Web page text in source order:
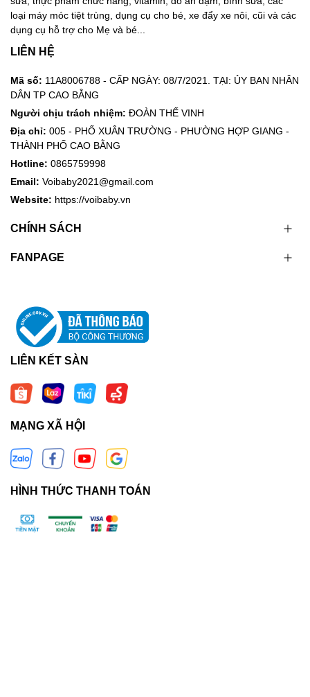
loại máy móc tiệt trùng, dụng cụ cho bé, xe đẩy xe nôi, cũi và các
dụng cụ hỗ trợ cho Mẹ và bé...
LIÊN HỆ
Mã số: 11A8006788 - CẤP NGÀY: 08/7/2021. TẠI: ỦY BAN NHÂN
DÂN TP CAO BẰNG
Người chịu trách nhiệm: ĐOÀN THẾ VINH
Địa chỉ: 005 - PHỐ XUÂN TRƯỜNG - PHƯỜNG HỢP GIANG -
THÀNH PHỐ CAO BẰNG
Hotline: 0865759998
Email: Voibaby2021@gmail.com
Website: https://voibaby.vn
CHÍNH SÁCH
FANPAGE
LIÊN KẾT SÀN
MẠNG XÃ HỘI
HÌNH THỨC THANH TOÁN